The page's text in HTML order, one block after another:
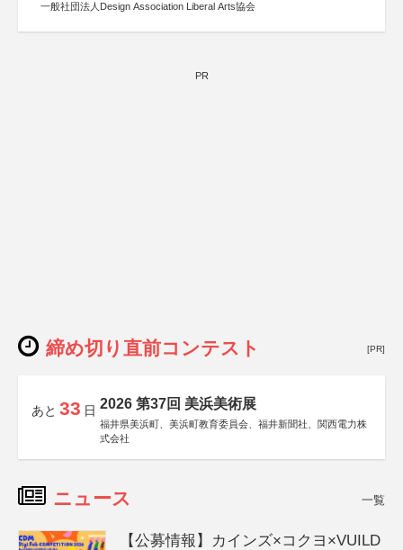
一般社団法人Design Association Liberal Arts協会
PR
締め切り直前コンテスト [PR]
あと 33 日 2026 第37回 美浜美術展
福井県美浜町、美浜町教育委員会、福井新聞社、関西電力株
式会社
ニュース 一覧
【公募情報】カインズ×コクヨ×VUILD